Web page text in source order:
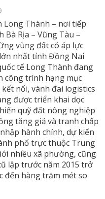
Long Thành – nơi tiếp
Rịa – Vũng Tàu –
vùng đất có áp lực
nhất tỉnh Đồng Nai
tế Long Thành đang
công trình hạng mục
nối, vành đai logistics
được triển khai dọc
quỹ đất nông nghiệp
tăng giá và tranh chấp
hành chính, dự kiến
phố trực thuộc Trung
nhiều xã phường, cũng
lập trước năm 2015 trở
đến hàng trăm mét so